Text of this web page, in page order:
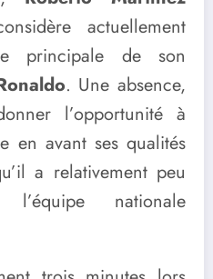
actuellement
principale de son
. Une absence,
l’opportunité à
en avant ses qualités
a relativement peu
l’équipe nationale